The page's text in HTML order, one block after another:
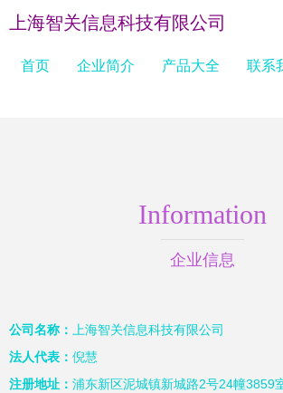
上海智关信息科技有限公司
首页 企业简介 产品大全 联系
Information
企业信息
公司名称：
上海智关信息科技有限公司
法人代表： 倪慧
注册地址： 浦东新区泥城镇新城路2号24幢3859